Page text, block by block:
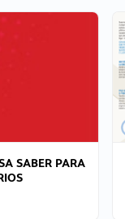
SABER PARA